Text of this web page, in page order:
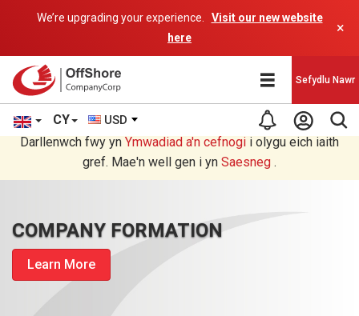
We’re upgrading your experience.
Visit our new website
here
×
CY USD
Sefydlu Nawr
Rydych chi'n darllen yn Welsh cyfieithu gan raglen AI.
Darllenwch fwy yn Ymwadiad a'n cefnogi i olygu eich iaith
gref. Mae'n well gen i yn Saesneg .
COMPANY FORMATION
Learn More